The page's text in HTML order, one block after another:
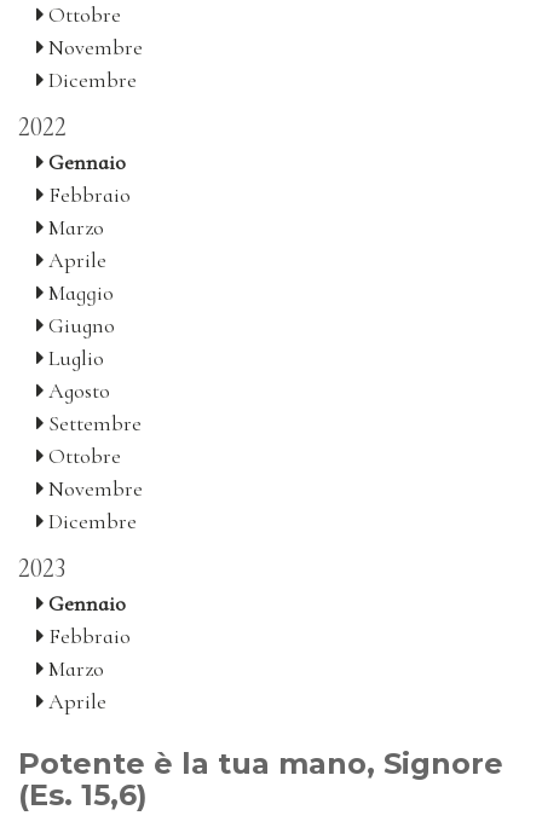
Ottobre
Novembre
Dicembre
2022
Gennaio
Febbraio
Marzo
Aprile
Maggio
Giugno
Luglio
Agosto
Settembre
Ottobre
Novembre
Dicembre
2023
Gennaio
Febbraio
Marzo
Aprile
Potente è la tua mano, Signore
(Es. 15,6)